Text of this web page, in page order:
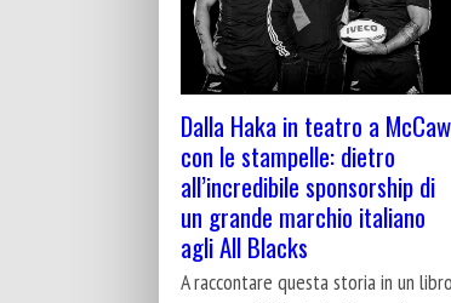
Dalla Haka in teatro a McCaw
con le stampelle: dietro
all’incredibile sponsorship di
un grande marchio italiano
agli All Blacks
A raccontare questa storia in un libro